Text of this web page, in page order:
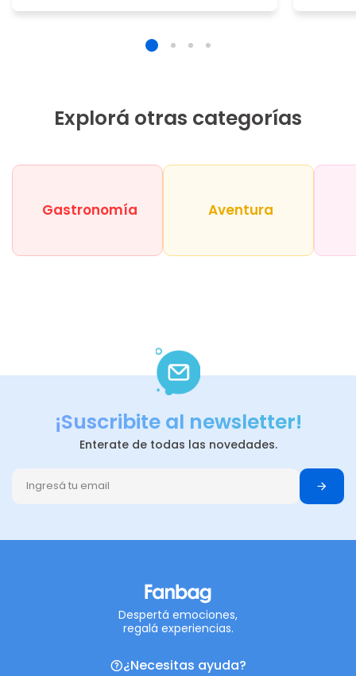
Explorá otras categorías
Gastronomía Aventura
¡Suscribite al newsletter!
Enterate de todas las novedades.
Despertá emociones,
regalá experiencias.
¿Necesitas ayuda?